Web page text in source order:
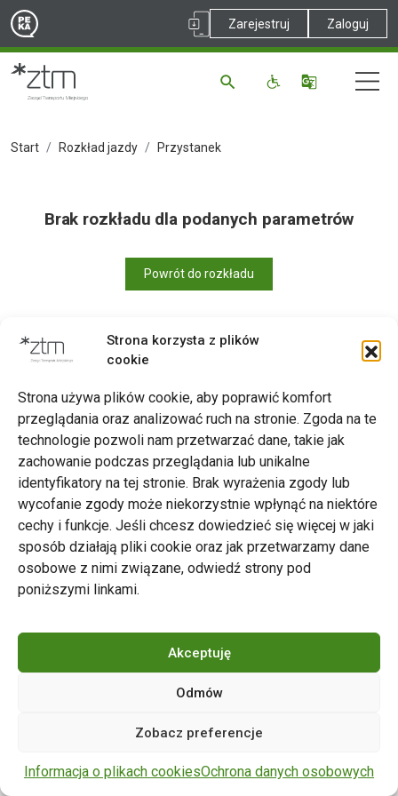
Strona korzysta z plików
cookie
Strona używa plików cookie, aby poprawić komfort
przeglądania oraz analizować ruch na stronie. Zgoda na te
technologie pozwoli nam przetwarzać dane, takie jak
zachowanie podczas przeglądania lub unikalne
identyfikatory na tej stronie. Brak wyrażenia zgody lub
wycofanie zgody może niekorzystnie wpłynąć na niektóre
cechy i funkcje. Jeśli chcesz dowiedzieć się więcej w jaki
sposób działają pliki cookie oraz jak przetwarzamy dane
osobowe z nimi związane, odwiedź strony pod
poniższymi linkami.
Akceptuję
Odmów
Zobacz preferencje
Informacja o plikach cookiesOchrona danych osobowych
Zarejestruj Zaloguj
Start Rozkład jazdy Przystanek
Brak rozkładu dla podanych parametrów
Powrót do rozkładu
Zarząd Transportu Miejskiego w Poznaniu
Napisz do nas
tel. 61 646 33 44
ul. Matejki 59, 60-770 Poznań
zastrzeżone.